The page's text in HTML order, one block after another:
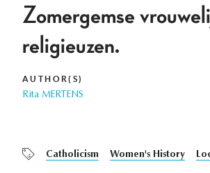
Zomergemse
religieuzen.
AUTHOR(S)
Rita MERTENS
Catholicism Women's History